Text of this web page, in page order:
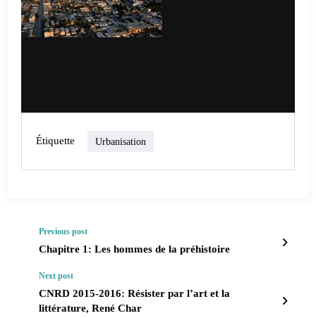
Étiquette Urbanisation
Previous post
Chapitre 1: Les hommes de la préhistoire
Next post
CNRD 2015-2016: Résister par l’art et la
littérature, René Char